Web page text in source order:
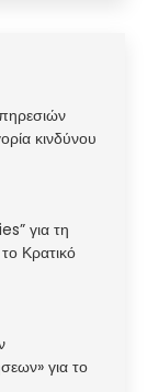
κινδύνου
για τη
Κρατικό
για το